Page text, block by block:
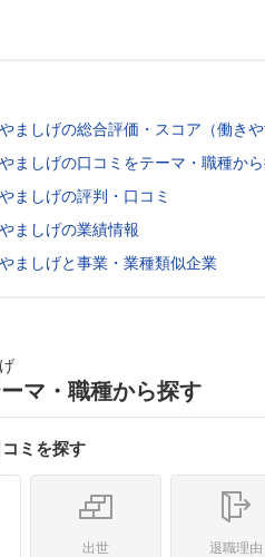
ましげの総合評価・スコア（働き
ましげの口コミをテーマ・職種か
ましげの評判・口コミ
ましげの業績情報
ましげと事業・業種類似企業
マ・職種から探す
ミを探す
出世 退職理由